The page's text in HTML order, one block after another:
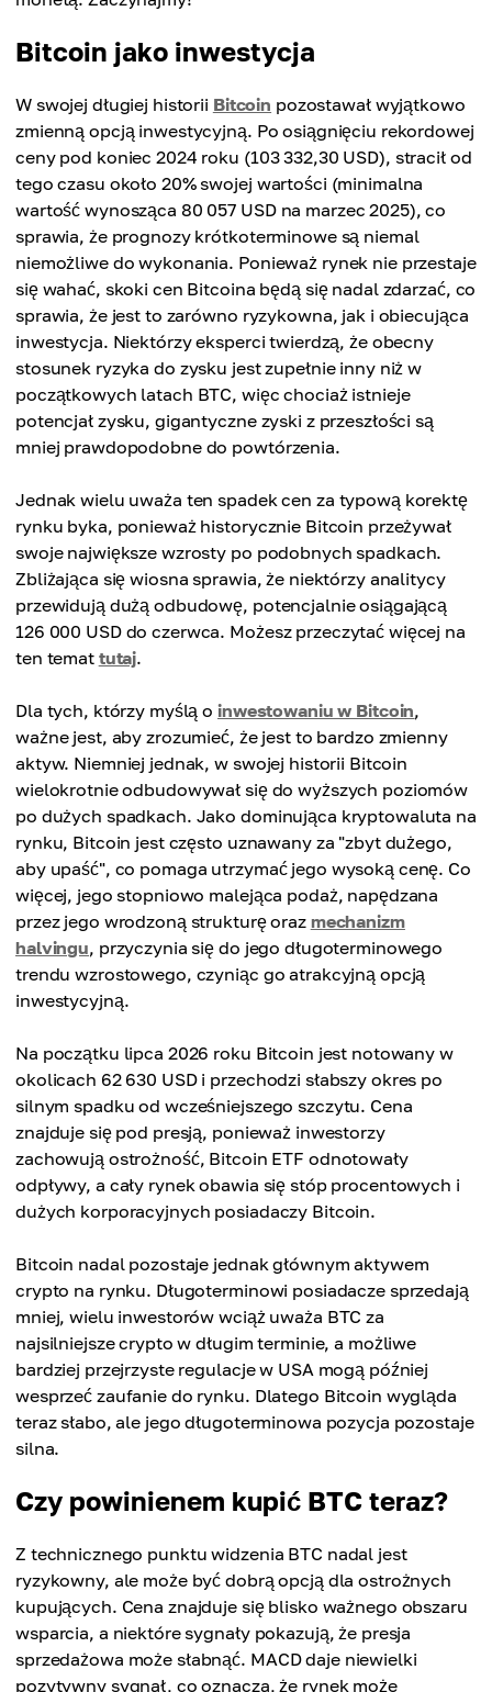
Bitcoin jako inwestycja
W swojej długiej historii Bitcoin pozostawał wyjątkowo
zmienną opcją inwestycyjną. Po osiągnięciu rekordowej
ceny pod koniec 2024 roku (103 332,30 USD), stracił od
tego czasu około 20% swojej wartości (minimalna
wartość wynosząca 80 057 USD na marzec 2025), co
sprawia, że prognozy krótkoterminowe są niemal
niemożliwe do wykonania. Ponieważ rynek nie przestaje
się wahać, skoki cen Bitcoina będą się nadal zdarzać, co
sprawia, że jest to zarówno ryzykowna, jak i obiecująca
inwestycja. Niektórzy eksperci twierdzą, że obecny
stosunek ryzyka do zysku jest zupełnie inny niż w
początkowych latach BTC, więc chociaż istnieje
potencjał zysku, gigantyczne zyski z przeszłości są
mniej prawdopodobne do powtórzenia.
Jednak wielu uważa ten spadek cen za typową korektę
rynku byka, ponieważ historycznie Bitcoin przeżywał
swoje największe wzrosty po podobnych spadkach.
Zbliżająca się wiosna sprawia, że niektórzy analitycy
przewidują dużą odbudowę, potencjalnie osiągającą
126 000 USD do czerwca. Możesz przeczytać więcej na
ten temat tutaj.
Dla tych, którzy myślą oinwestowaniu w Bitcoin,
ważne jest, aby zrozumieć, że jest to bardzo zmienny
aktyw. Niemniej jednak, w swojej historii Bitcoin
wielokrotnie odbudowywał się do wyższych poziomów
po dużych spadkach. Jako dominująca kryptowaluta na
rynku, Bitcoin jest często uznawany za "zbyt dużego,
aby upaść", co pomaga utrzymać jego wysoką cenę. Co
więcej, jego stopniowo malejąca podaż, napędzana
przez jego wrodzoną strukturę oraz mechanizm
halvingu, przyczynia się do jego długoterminowego
trendu wzrostowego, czyniąc go atrakcyjną opcją
inwestycyjną.
Na początku lipca 2026 roku Bitcoin jest notowany w
okolicach 62 630 USD i przechodzi słabszy okres po
silnym spadku od wcześniejszego szczytu. Cena
znajduje się pod presją, ponieważ inwestorzy
zachowują ostrożność, Bitcoin ETF odnotowały
odpływy, a cały rynek obawia się stóp procentowych i
dużych korporacyjnych posiadaczy Bitcoin.
Bitcoin nadal pozostaje jednak głównym aktywem
crypto na rynku. Długoterminowi posiadacze sprzedają
mniej, wielu inwestorów wciąż uważa BTC za
najsilniejsze crypto w długim terminie, a możliwe
bardziej przejrzyste regulacje w USA mogą później
wesprzeć zaufanie do rynku. Dlatego Bitcoin wygląda
teraz słabo, ale jego długoterminowa pozycja pozostaje
silna.
Czy powinienem kupić BTC teraz?
Z technicznego punktu widzenia BTC nadal jest
ryzykowny, ale może być dobrą opcją dla ostrożnych
kupujących. Cena znajduje się blisko ważnego obszaru
wsparcia, a niektóre sygnały pokazują, że presja
sprzedażowa może słabnąć. MACD daje niewielki
pozytywny sygnał, co oznacza, że rynek może